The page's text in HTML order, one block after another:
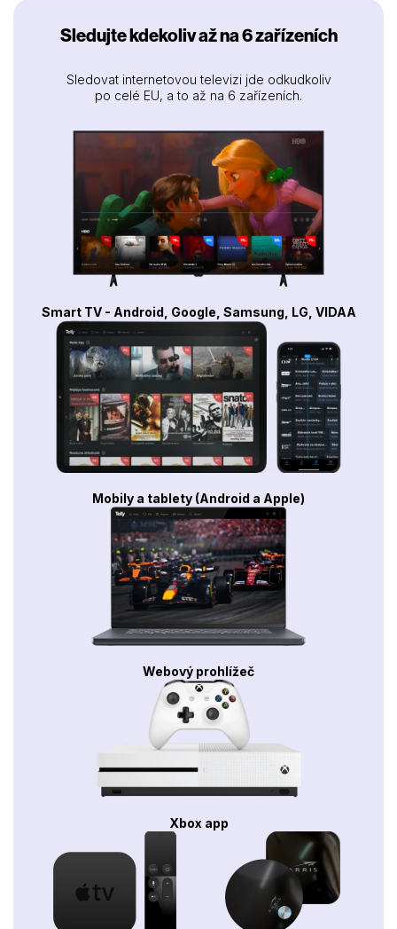
Sledujte kdekoliv až na 6 zařízeních
Sledovat internetovou televizi jde odkudkoliv
po celé EU, a to až na 6 zařízeních.
Smart TV - Android, Google, Samsung, LG, VIDAA
Mobily a tablety (Android a Apple)
Webový prohlížeč
Xbox app